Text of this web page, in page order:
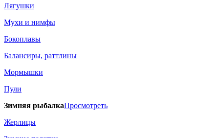
Лягушки
Мухи и нимфы
Бокоплавы
Балансиры, раттлины
Мормышки
Пули
Зимняя рыбалкаПросмотреть
Жерлицы